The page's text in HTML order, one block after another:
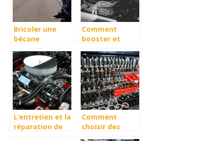
Bricoler une
bécane
Comment
booster et
moteur de
votre voiture
L’entretien et la
réparation de
Comment
choisir des